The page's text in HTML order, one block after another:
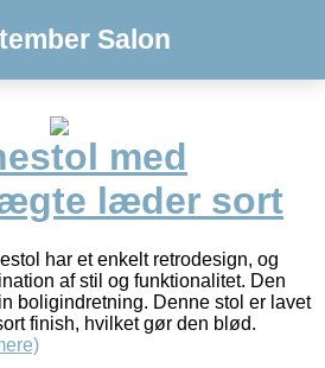
Salon
med
læder sort
har et enkelt retrodesign, og
af stil og funktionalitet. Den
boligindretning. Denne stol er lavet
finish, hvilket gør den blød.